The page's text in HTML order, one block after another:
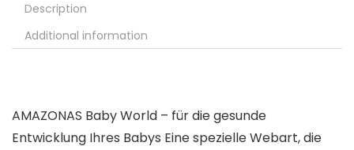
Description
Additional information
AMAZONAS Baby World – für die gesunde
Entwicklung Ihres Babys Eine spezielle Webart, die